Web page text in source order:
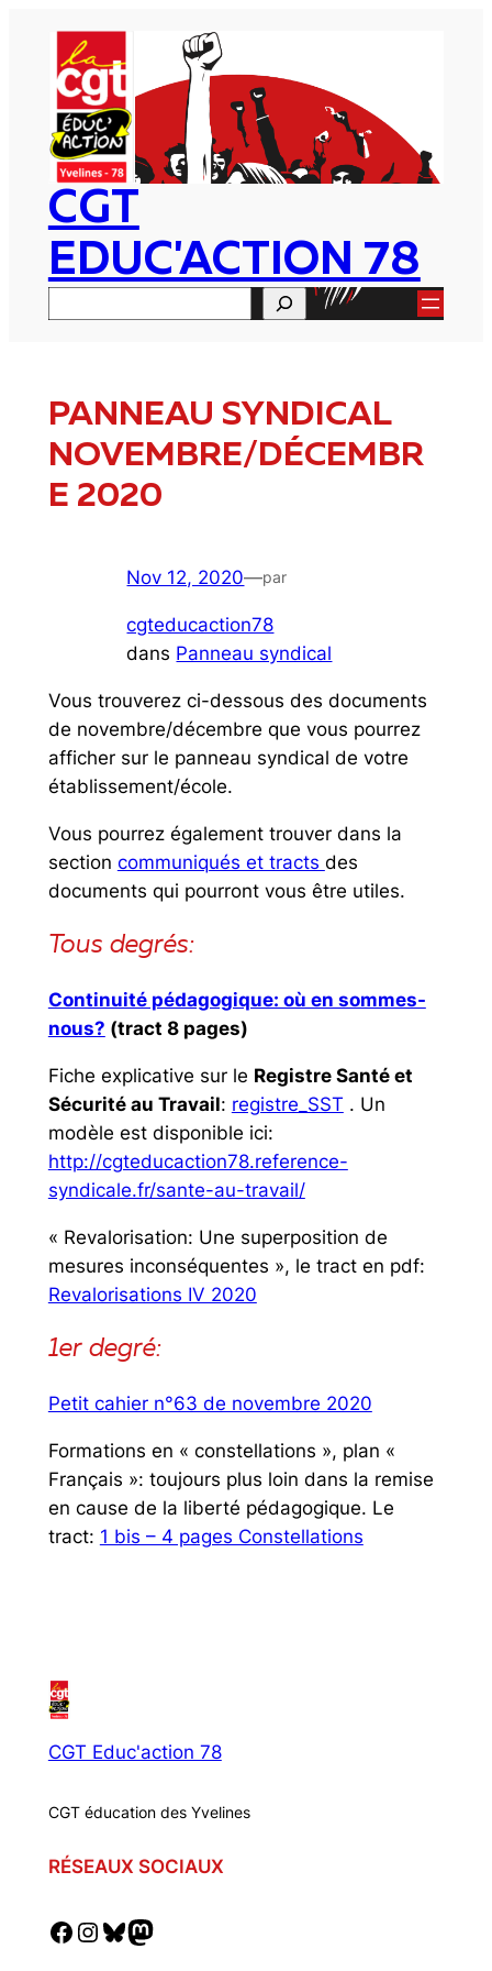
contenu
CGT
EDUC'ACTION 78
PANNEAU SYNDICAL
NOVEMBRE/DÉCEMBR
E 2020
Nov 12, 2020—par
cgteducaction78
dans Panneau syndical
Vous trouverez ci-dessous des documents
de novembre/décembre que vous pourrez
afficher sur le panneau syndical de votre
établissement/école.
Vous pourrez également trouver dans la
section communiqués et tracts des
documents qui pourront vous être utiles.
Tous degrés:
Continuité pédagogique: où en sommes-
nous? (tract 8 pages)
Fiche explicative sur le Registre Santé et
Sécurité au Travail: registre_SST . Un
modèle est disponible ici:
http://cgteducaction78.reference-
syndicale.fr/sante-au-travail/
« Revalorisation: Une superposition de
mesures inconséquentes », le tract en pdf:
Revalorisations IV 2020
1er degré:
Petit cahier n°63 de novembre 2020
Formations en « constellations », plan «
Français »: toujours plus loin dans la remise
en cause de la liberté pédagogique. Le
tract: 1 bis – 4 pages Constellations
CGT Educ'action 78
CGT éducation des Yvelines
RÉSEAUX SOCIAUX
Facebook Instagram Bluesky Mastodon